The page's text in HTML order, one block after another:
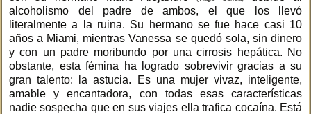
alcoholismo del padre de ambos, el que los llevó
literalmente a la ruina. Su hermano se fue hace casi 10
años a Miami, mientras Vanessa se quedó sola, sin dinero
y con un padre moribundo por una cirrosis hepática. No
obstante, esta fémina ha logrado sobrevivir gracias a su
gran talento: la astucia. Es una mujer vivaz, inteligente,
amable y encantadora, con todas esas características
nadie sospecha que en sus viajes ella trafica cocaína. Está